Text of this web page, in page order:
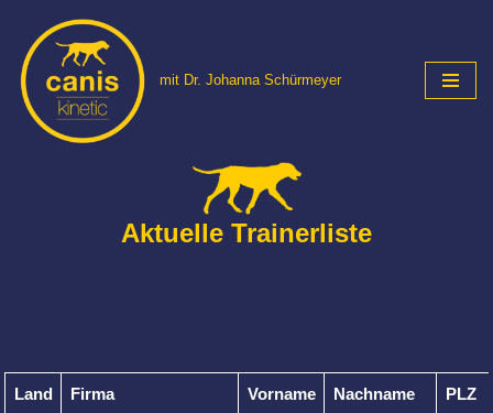
Zum
Inhalt
springen
mit Dr. Johanna Schürmeyer
Aktuelle Trainerliste
Land Firma Vorname Nachname PLZ